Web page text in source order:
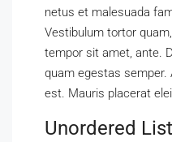
netus et malesuada
Vestibulum tortor
tempor sit amet, ante.
quam egestas semper.
est. Mauris placerat
Unordered